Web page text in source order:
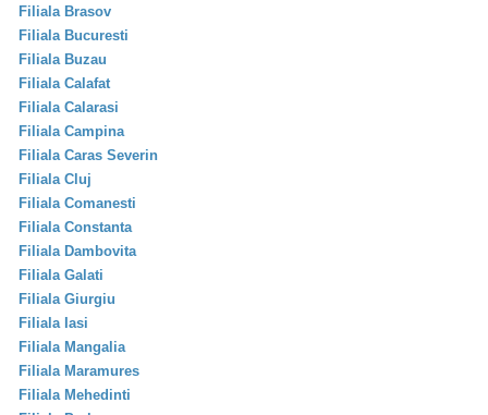
Filiala Brasov
Filiala Bucuresti
Filiala Buzau
Filiala Calafat
Filiala Calarasi
Filiala Campina
Filiala Caras Severin
Filiala Cluj
Filiala Comanesti
Filiala Constanta
Filiala Dambovita
Filiala Galati
Filiala Giurgiu
Filiala Iasi
Filiala Mangalia
Filiala Maramures
Filiala Mehedinti